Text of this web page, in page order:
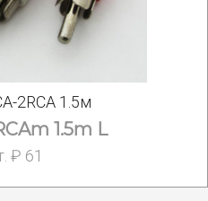
2RCA 1.5м
1.5m L
₽ 61